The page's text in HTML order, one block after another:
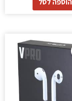
המקורי
המחיר
הנוכחי
הוא: